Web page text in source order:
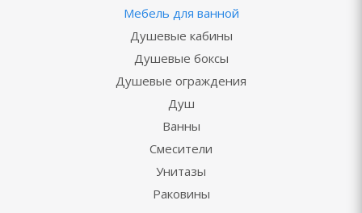
Мебель для ванной
Душевые кабины
Душевые боксы
Душевые ограждения
Душ
Ванны
Смесители
Унитазы
Раковины